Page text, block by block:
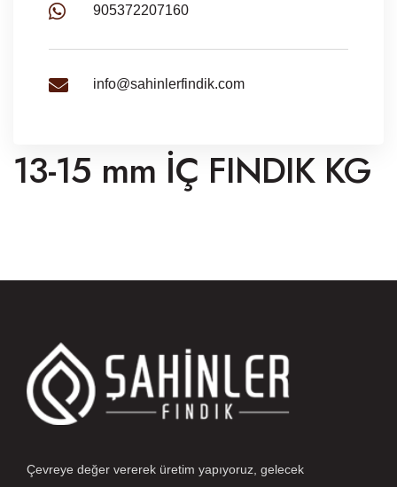
905372207160
info@sahinlerfindik.com
13-15 mm İÇ FINDIK KG
Çevreye değer vererek üretim yapıyoruz, gelecek